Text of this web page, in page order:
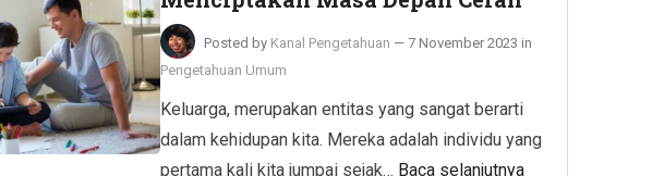
Posted by Kanal Pengetahuan — 7 November 2023 in
Pengetahuan Umum
Keluarga, merupakan entitas yang sangat berarti
dalam kehidupan kita. Mereka adalah individu yang
pertama kali kita jumpai sejak… Baca selanjutnya